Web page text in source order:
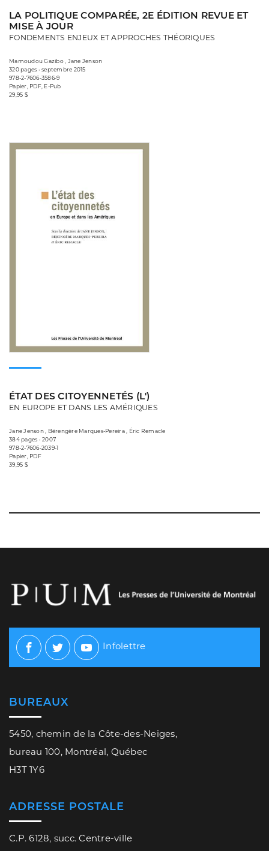
LA POLITIQUE COMPARÉE, 2E ÉDITION REVUE ET
MISE À JOUR
FONDEMENTS ENJEUX ET APPROCHES THÉORIQUES
Mamoudou Gazibo , Jane Jenson
320 pages • septembre 2015
978-2-7606-3586-9
Papier, PDF, E-Pub
29,95 $
ÉTAT DES CITOYENNETÉS (L')
EN EUROPE ET DANS LES AMÉRIQUES
Jane Jenson , Bérengère Marques-Pereira , Éric Remacle
384 pages • 2007
978-2-7606-2039-1
Papier, PDF
39,95 $
Facebook
TwitterYoutube
Infolettre
BUREAUX
5450, chemin de la Côte-des-Neiges,
bureau 100, Montréal, Québec
H3T 1Y6
ADRESSE POSTALE
C.P. 6128, succ. Centre-ville